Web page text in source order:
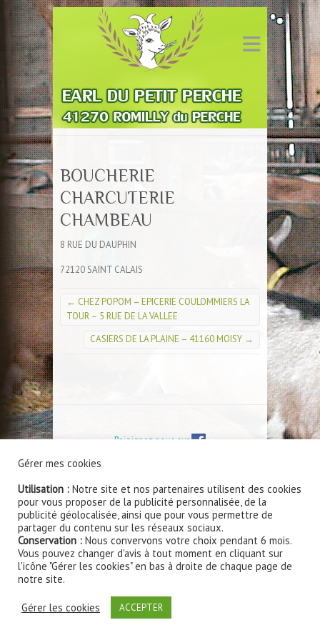
BOUCHERIE
CHARCUTERIE
CHAMBEAU
8 RUE DU DAUPHIN
72120 SAINT CALAIS
← CHEZ POPOM – EPICERIE COULOMMIERS LA
TOUR – 5 RUE DE LA VALLEE
CASIERS DE LA PLAINE – 41160 MOISY →
Rejoignez nous sur
©EARL PETIT PERCHE
BRETONNERIE - 41270 ROMILLY DU
PERCHE - Tél : 02 54 80 63 14 -Mentions
légales et Politique de confidentialité
Site internet réalisé parwww.smart360.fr - Création
de sites internet à Blois
Gérer mes cookies
Utilisation : Notre site et nos partenaires utilisent des cookies
pour vous proposer de la publicité personnalisée, de la
publicité géolocalisée, ainsi que pour vous permettre de
partager du contenu sur les réseaux sociaux.
Conservation : Nous convervons votre choix pendant 6 mois.
Vous pouvez changer d'avis à tout moment en cliquant sur
l'icône "Gérer les cookies" en bas à droite de chaque page de
notre site.
Gérer les cookies ACCEPTER